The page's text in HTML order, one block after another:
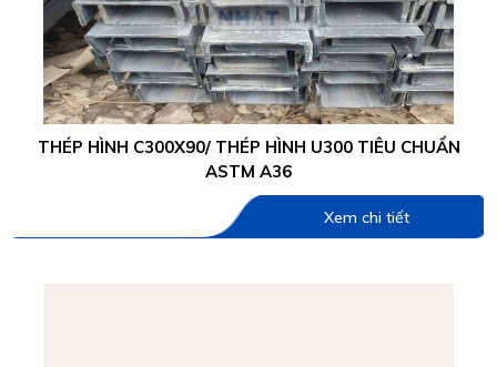
THÉP HÌNH C300X90/ THÉP HÌNH U300 TIÊU CHUẨN
ASTM A36
Xem chi tiết